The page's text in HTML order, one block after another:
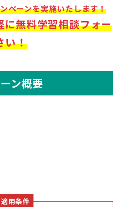
ペーンを実施いたします！
に無料学習相談フォー
い！
ン概要
適用条件